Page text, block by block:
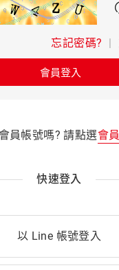
忘記密碼? |
會員登入
員帳號嗎? 請點選會
快速登入
以 Line 帳號登入